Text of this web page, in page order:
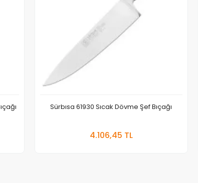
Sürbısa 61930 Sıcak Dövme Şef Bıçağı
4.106,45 TL